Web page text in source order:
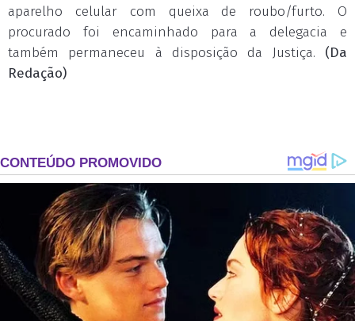
aparelho celular com queixa de roubo/furto. O
procurado foi encaminhado para a delegacia e
também permaneceu à disposição da Justiça. (Da
Redação)